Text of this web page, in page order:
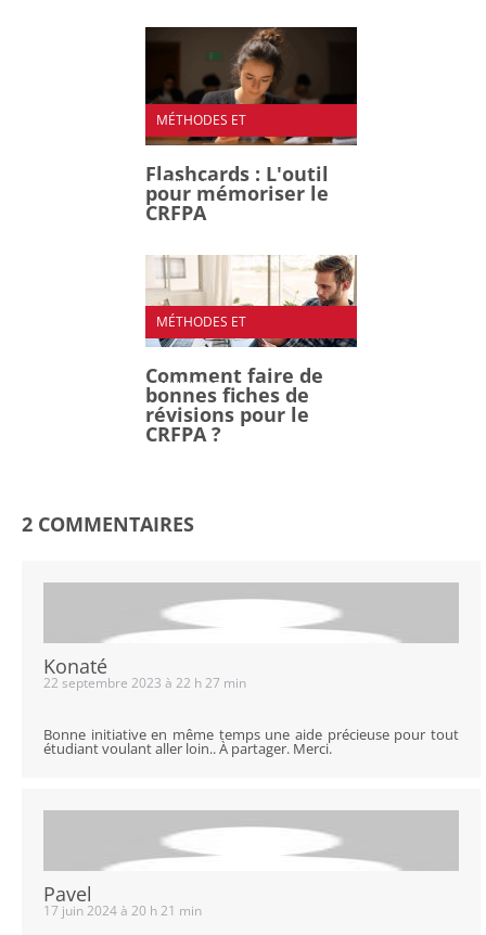
MÉTHODES ET
RÉVISIONS
Flashcards : L'outil
pour mémoriser le
CRFPA
MÉTHODES ET
RÉVISIONS
Comment faire de
bonnes fiches de
révisions pour le
CRFPA ?
2 COMMENTAIRES
Konaté
22 septembre 2023 à 22 h 27 min
Bonne initiative en même temps une aide précieuse pour tout
étudiant voulant aller loin.. À partager. Merci.
Pavel
17 juin 2024 à 20 h 21 min